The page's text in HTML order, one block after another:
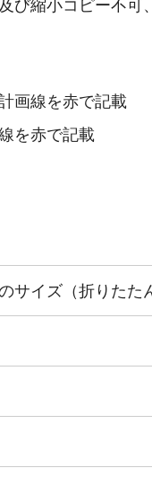
縮小コピー不可
画線を赤で記載
を赤で記載
イズ（折りたた